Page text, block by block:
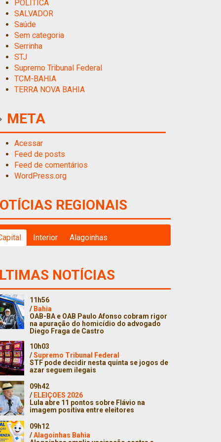
POLITICA
SALVADOR
Saúde
Sem categoria
Serrinha
STJ
Supremo Tribunal Federal
TCM-BAHIA
TERRA NOVA BAHIA
META
Acessar
Feed de posts
Feed de comentários
WordPress.org
REGIONAIS
Interior Alagoinhas
NOTÍCIAS
11h56
/ Bahia
OAB-BA e OAB Paulo Afonso cobram rigor
na apuração do homicídio do advogado
Diego Fraga de Castro
10h03
/Supremo Tribunal Federal
STF pode decidir nesta quinta se jogos de
azar seguem ilegais
09h42
/ ELEIÇOES 2026
Lula abre 11 pontos sobre Flávio na
imagem positiva entre eleitores
09h12
/Alagoinhas Bahia